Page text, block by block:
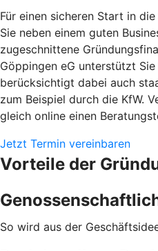
Für einen sicheren Start in
Sie neben einem guten
zugeschnittene
Göppingen eG unterstützt
berücksichtigt dabei auch
zum Beispiel durch die KfW.
gleich online einen
Jetzt Termin vereinbaren
Vorteile der
So wird aus der